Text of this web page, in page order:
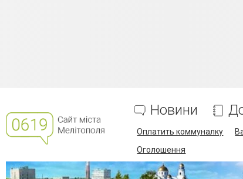
Новини
Оплатить коммуналку
Оголошення